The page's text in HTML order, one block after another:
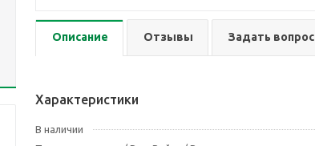
Описание Отзывы Задать вопрос
Характеристики
В наличии